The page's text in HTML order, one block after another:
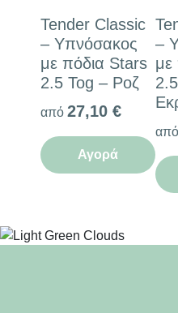
Tender Classic
– Υπνόσακος
με πόδια Stars
2.5 Tog – Ροζ
από 27,10 €
Αγορά
–
με
από